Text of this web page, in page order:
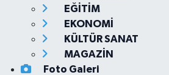
EĞİTİM
EKONOMİ
KÜLTÜR SANAT
MAGAZİN
Foto Galeri